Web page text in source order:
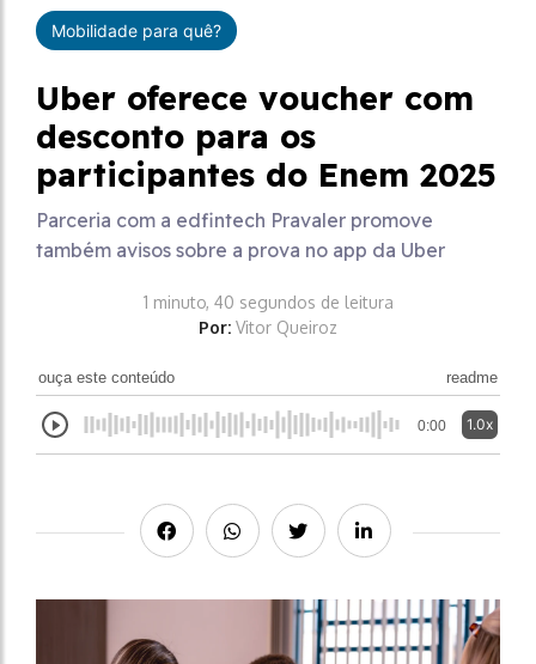
Mobilidade para quê?
Uber oferece voucher com
desconto para os
participantes do Enem 2025
Parceria com a edfintech Pravaler promove
também avisos sobre a prova no app da Uber
1 minuto, 40 segundos de leitura
Por: Vitor Queiroz
ouça este conteúdo readme
0:00 1.0x